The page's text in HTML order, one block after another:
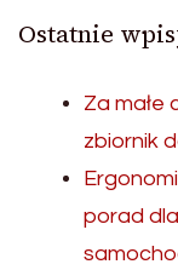
Ostatnie
Za małe
zbiornik
porad